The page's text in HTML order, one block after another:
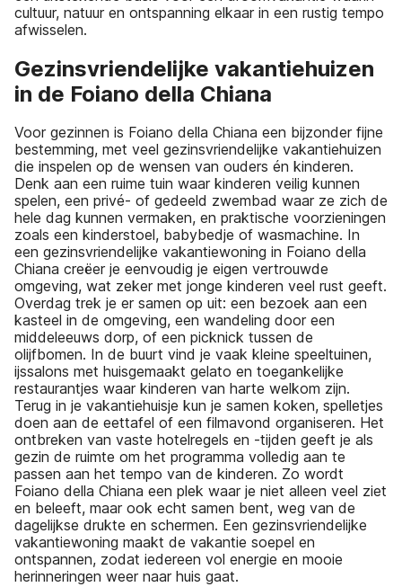
cultuur, natuur en ontspanning elkaar in een rustig tempo
afwisselen.
Gezinsvriendelijke vakantiehuizen
in de Foiano della Chiana
Voor gezinnen is Foiano della Chiana een bijzonder fijne
bestemming, met veel gezinsvriendelijke vakantiehuizen
die inspelen op de wensen van ouders én kinderen.
Denk aan een ruime tuin waar kinderen veilig kunnen
spelen, een privé- of gedeeld zwembad waar ze zich de
hele dag kunnen vermaken, en praktische voorzieningen
zoals een kinderstoel, babybedje of wasmachine. In
een gezinsvriendelijke vakantiewoning in Foiano della
Chiana creëer je eenvoudig je eigen vertrouwde
omgeving, wat zeker met jonge kinderen veel rust geeft.
Overdag trek je er samen op uit: een bezoek aan een
kasteel in de omgeving, een wandeling door een
middeleeuws dorp, of een picknick tussen de
olijfbomen. In de buurt vind je vaak kleine speeltuinen,
ijssalons met huisgemaakt gelato en toegankelijke
restaurantjes waar kinderen van harte welkom zijn.
Terug in je vakantiehuisje kun je samen koken, spelletjes
doen aan de eettafel of een filmavond organiseren. Het
ontbreken van vaste hotelregels en -tijden geeft je als
gezin de ruimte om het programma volledig aan te
passen aan het tempo van de kinderen. Zo wordt
Foiano della Chiana een plek waar je niet alleen veel ziet
en beleeft, maar ook echt samen bent, weg van de
dagelijkse drukte en schermen. Een gezinsvriendelijke
vakantiewoning maakt de vakantie soepel en
ontspannen, zodat iedereen vol energie en mooie
herinneringen weer naar huis gaat.